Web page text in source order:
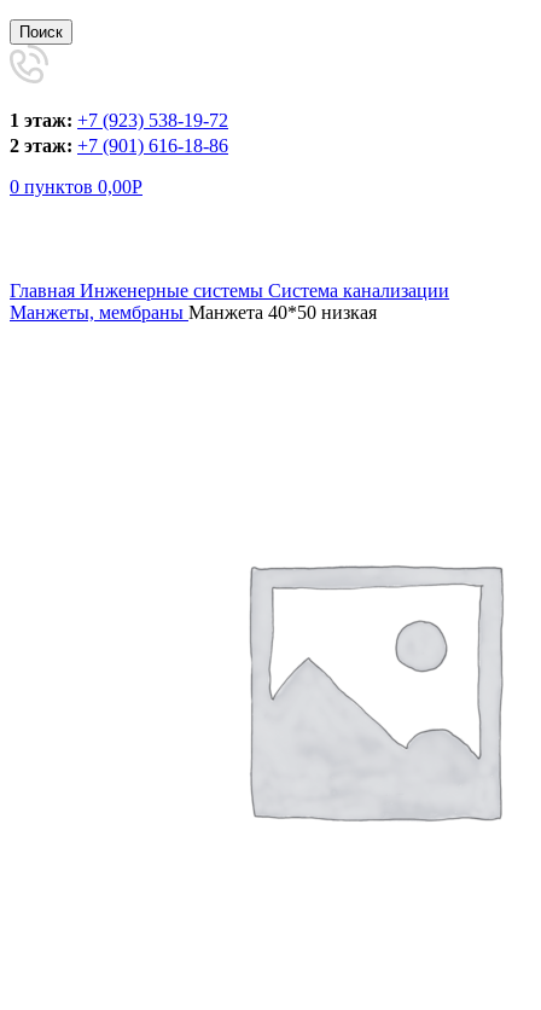
Поиск
1 этаж: +7 (923) 538-19-72
2 этаж: +7 (901) 616-18-86
0 пунктов 0,00Р
Главная Инженерные системы Система канализации
Манжеты, мембраны Манжета 40*50 низкая